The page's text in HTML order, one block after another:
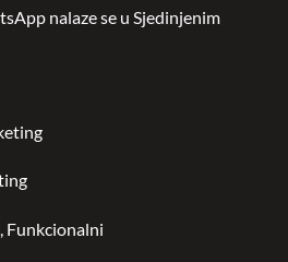
nalaze se u Sjedinjenim
Funkcionalni